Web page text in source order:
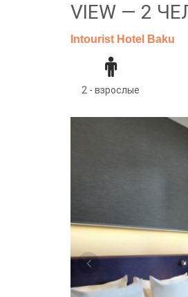
VIEW — 2
Intourist Hotel Baku
2 - взрослые